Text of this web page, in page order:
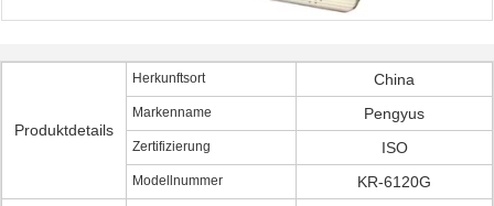
Produktdetails
Herkunftsort China
Markenname Pengyus
Zertifizierung ISO
Modellnummer KR-6120G